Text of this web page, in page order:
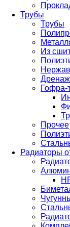
Трубы
Трубы
Из
Гофра-
Прочее
Радиаторы